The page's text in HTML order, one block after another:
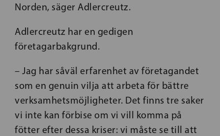
Norden, säger Adlercreutz.
Adlercreutz har en gedigen
företagarbakgrund.
– Jag har såväl erfarenhet av företagandet
som en genuin vilja att arbeta för bättre
verksamhetsmöjligheter. Det finns tre saker
vi inte kan förbise om vi vill komma på
fötter efter dessa kriser: vi måste se till att